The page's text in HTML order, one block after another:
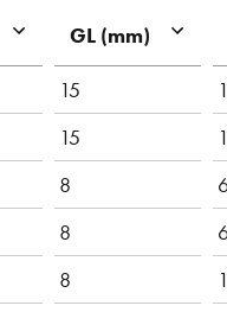
GL (mm)
15
15
8
8
8